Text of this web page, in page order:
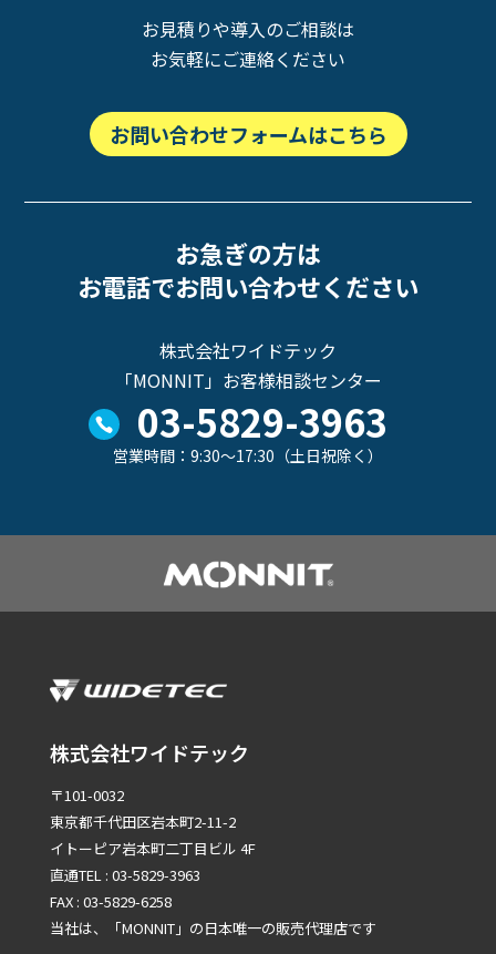
お見積りや導入のご相談は
お気軽にご連絡ください
お問い合わせフォームはこちら
お急ぎの方は
お電話でお問い合わせください
株式会社ワイドテック
「MONNIT」お客様相談センター
03-5829-3963
営業時間：9:30～17:30（土日祝除く）
株式会社ワイドテック
〒101-0032
東京都千代田区岩本町2-11-2
イトーピア岩本町二丁目ビル 4F
直通TEL : 03-5829-3963
FAX : 03-5829-6258
当社は、「MONNIT」の日本唯一の販売代理店です